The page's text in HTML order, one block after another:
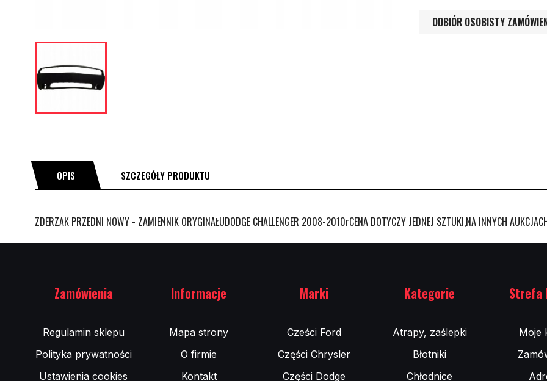
ODBIÓR OSOBISTY
OPIS SZCZEGÓŁY PRODUKTU
ZDERZAK PRZEDNI NOWY - ZAMIENNIK ORYGINAŁUDODGE CHALLENGER 2008-2010rCENA DOTYCZY JEDNEJ SZTUKI,NA INNYCH
Zamówienia
Regulamin sklepu
Polityka prywatności
Ustawienia cookies
Informacje
Mapa strony
O firmie
Kontakt
Marki
Cześci Ford
Części Chrysler
Części Dodge
Kategorie
Atrapy, zaślepki
Błotniki
Chłodnice
Strefa
Moje